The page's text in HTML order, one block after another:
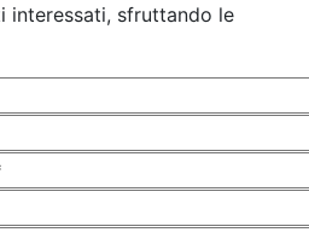
interessati, sfruttando le